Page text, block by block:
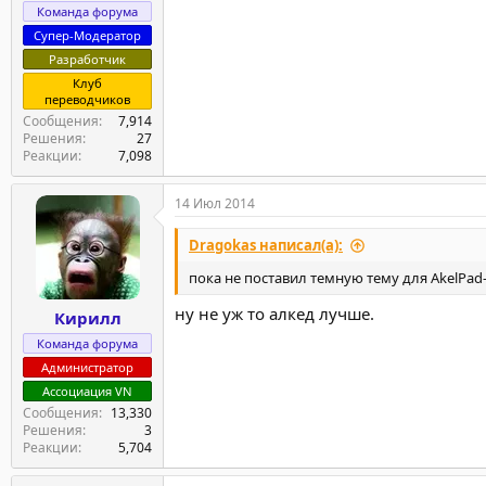
Команда форума
Супер-Модератор
Разработчик
Клуб
переводчиков
Сообщения
7,914
Решения
27
Реакции
7,098
Кирилл
Команда форума
Администратор
Ассоциация VN
Сообщения
13,330
Решения
3
Реакции
5,704
14 Июл 2014
Dragokas написал(а):
пока не поставил темную тему для
ну не уж то алкед лучше.